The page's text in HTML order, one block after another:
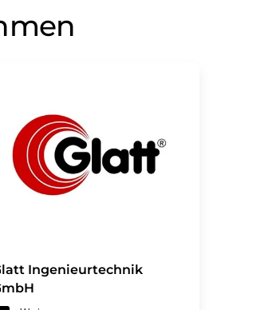
Ingenieurtechnik